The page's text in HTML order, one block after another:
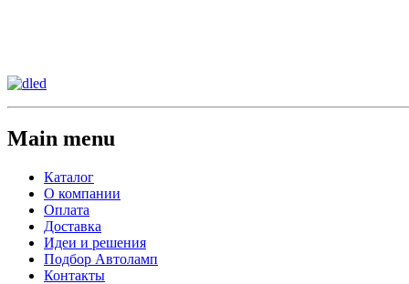
Main menu
Каталог
О компании
Оплата
Доставка
Идеи и решения
Подбор Автоламп
Контакты